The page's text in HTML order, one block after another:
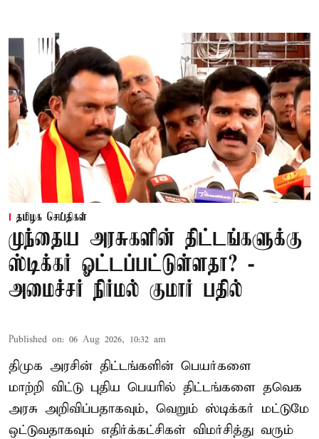
தமிழக செய்திகள்
முந்தைய அரசுகளின் திட்டங்களுக்கு
ஸ்டிக்கர் ஓட்டப்பட்டுள்ளதா? -
அமைச்சர் நிர்மல் குமார் பதில்
Published on: 06 Aug 2026, 10:32 am
திமுக அரசின் திட்டங்களின் பெயர்களை
மாற்றி விட்டு புதிய பெயரில் திட்டங்களை தவெக
அரசு அறிவிப்பதாகவும், வெறும் ஸ்டிக்கர் மட்டுமே
ஒட்டுவதாகவும் எதிர்க்கட்சிகள் விமர்சித்து வரும்